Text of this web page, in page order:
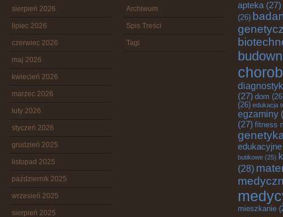
sierpień 2026
lipiec 2026
czerwiec 2026
maj 2026
kwiecień 2026
marzec 2026
luty 2026
styczeń 2026
grudzień 2025
listopad 2025
październik 2025
wrzesień 2025
sierpień 2025
Archiwum
Spis Treści
Tagi
apteka (27)
(26)
(27) dom
(26) edukacja
egzaminy
(27) fitness
edukacyjne
butikowe (25)
(28)
mieszkanie